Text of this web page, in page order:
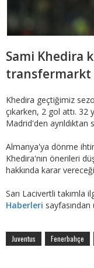
Sami Khedira
transfermarkt
Khedira geçtiğimiz
çıkarken, 2 gol attı. 32
Madrid'den
Almanya'ya dönme
Khedira'nın önerileri
hakkında karar
Sarı Lacivertli takımla
Haberleri
Juventus Fenerbahçe